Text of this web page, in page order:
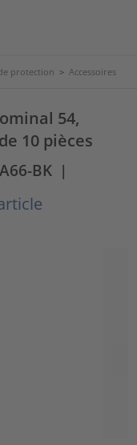
protection > Accessoires
54,
10 pièces
BK |